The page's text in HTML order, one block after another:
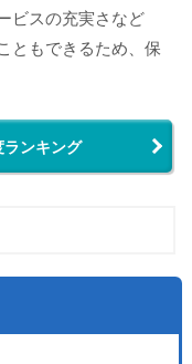
ビスの充実さなど
ともできるため、保
ンキング